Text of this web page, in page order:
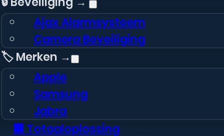
Ajax Alarmsysteem
Camera Beveiliging
🏷️ Merken →
Apple
Samsung
Jabra
🏢 Totaaloplossing
Mobilize Gelly Case –